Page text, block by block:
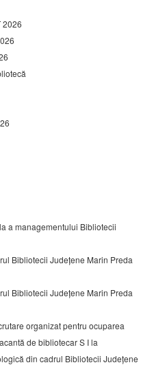
2026
a managementului Bibliotecii
Bibliotecii Județene Marin Preda
Bibliotecii Județene Marin Preda
organizat pentru ocuparea
de bibliotecar S I la
din cadrul Bibliotecii Județene